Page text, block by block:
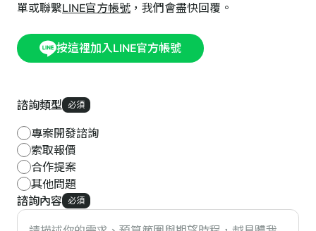
單或聯繫LINE官方帳號 ，我們會盡快回覆。
按這裡加入LINE官方帳號
諮詢類型 必須
專案開發諮詢
索取報價
合作提案
其他問題
諮詢內容 必須